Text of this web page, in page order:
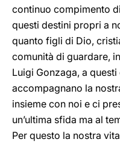
continuo compimento
questi destini propri a
quanto figli di Dio,
comunità di guardare,
Luigi Gonzaga, a
accompagnano la
insieme con noi e ci
un’ultima sfida ma al
Per questo la nostra